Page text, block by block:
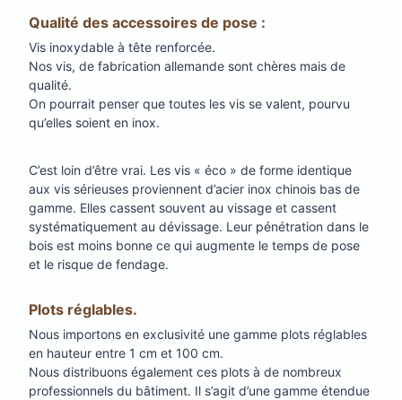
Qualité des accessoires de pose :
Vis inoxydable à tête renforcée.
Nos vis, de fabrication allemande sont chères mais de
qualité.
On pourrait penser que toutes les vis se valent, pourvu
qu’elles soient en inox.
C’est loin d’être vrai. Les vis « éco » de forme identique
aux vis sérieuses proviennent d’acier inox chinois bas de
gamme. Elles cassent souvent au vissage et cassent
systématiquement au dévissage. Leur pénétration dans le
bois est moins bonne ce qui augmente le temps de pose
et le risque de fendage.
Plots réglables.
Nous importons en exclusivité une gamme plots réglables
en hauteur entre 1 cm et 100 cm.
Nous distribuons également ces plots à de nombreux
professionnels du bâtiment. Il s’agit d’une gamme étendue